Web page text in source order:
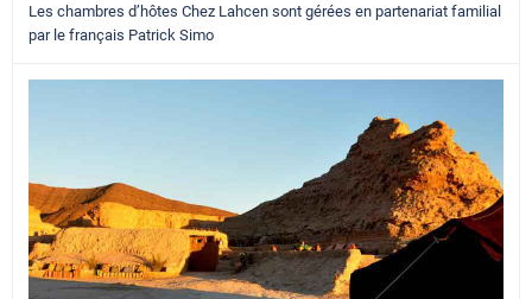
Les chambres d’hôtes Chez Lahcen sont gérées en partenariat familial
par le français Patrick Simo